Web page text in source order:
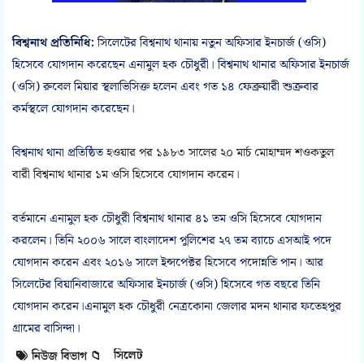
বিশ্বনাথ প্রতিনিধি:সিলেটের বিশ্বনাথ থানায় নতুন অফিসার ইনচার্জ (ওসি)
হিসেবে যোগদান করেছেন এনামুল হক চৌধুরী। বিশ্বনাথ থানার অফিসার ইনচার্জ
(ওসি) রুবেল মিয়ার স্থলাভিসিক্ত হলেন এবং গত ১৪ ফেব্রুয়ারী শুক্রবার
কর্মস্থলে যোগদান করেছেন।
বিশ্বনাথ থানা প্রতিষ্ঠিতহওয়ার পর ১৯৮৩ সালের ২০ মার্চ মোহাম্মদ শওকতুল
বারী বিশ্বনাথ থানার ১ম ওসি হিসেবে যোগদান করেন।
বর্তমানে এনামুল হক চৌধুরী বিশ্বনাথ থানার ৪১ তম ওসি হিসেবে যোগদান
করলেন। তিনি ২০০৬ সালে বাংলাদেশ পুলিশের ২৭ তম ব্যাচে এসআই পদে
যোগদান করেন এবং ২০১৬ সালে ইন্সপেক্টর হিসেবে পদোন্নতি পান। আর
সিলেটের বিয়ানিবাজারে অফিসার ইনচার্জ (ওসি) হিসেবে গত বছরে তিনি
যোগদান করেন।এনামুল হক চৌধুরী নেত্রকোনা জেলার মদন থানার ফতেহপুর
গ্রামের বাসিন্দা।
নিউজ বিভাগ 📁 সিলেট